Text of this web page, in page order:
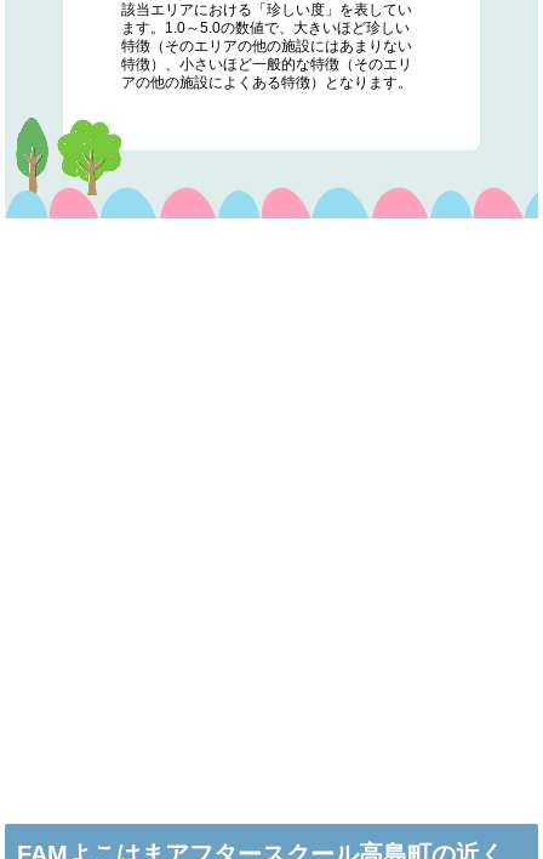
該当エリアにおける「珍しい度」を表してい
ます。1.0～5.0の数値で、大きいほど珍しい
特徴（そのエリアの他の施設にはあまりない
特徴）、小さいほど一般的な特徴（そのエリ
アの他の施設によくある特徴）となります。